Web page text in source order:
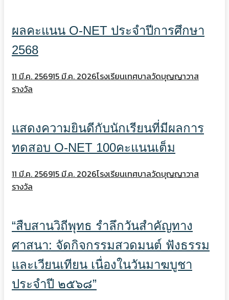
ผลคะแนน O-NET ประจำปีการศึกษา
2568
11 มี.ค. 256915 มี.ค. 2026โรงเรียนเทศบาลวัดบุญญาวาส
รางวัล
แสดงความยินดีกับนักเรียนที่มีผลการ
ทดสอบ O-NET 100คะแนนเต็ม
11 มี.ค. 256915 มี.ค. 2026โรงเรียนเทศบาลวัดบุญญาวาส
รางวัล
“สืบสานวิถีพุทธ รำลึกวันสำคัญทาง
ศาสนา: จัดกิจกรรมสวดมนต์ ฟังธรรม
และเวียนเทียน เนื่องในวันมาฆบูชา
ประจำปี ๒๕๖๘”